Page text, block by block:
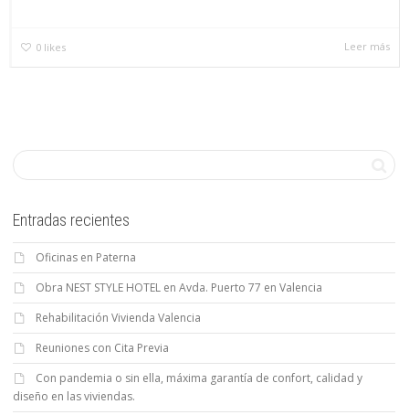
0 likes Leer más
Entradas recientes
Oficinas en Paterna
Obra NEST STYLE HOTEL en Avda. Puerto 77 en Valencia
Rehabilitación Vivienda Valencia
Reuniones con Cita Previa
Con pandemia o sin ella, máxima garantía de confort, calidad y
diseño en las viviendas.